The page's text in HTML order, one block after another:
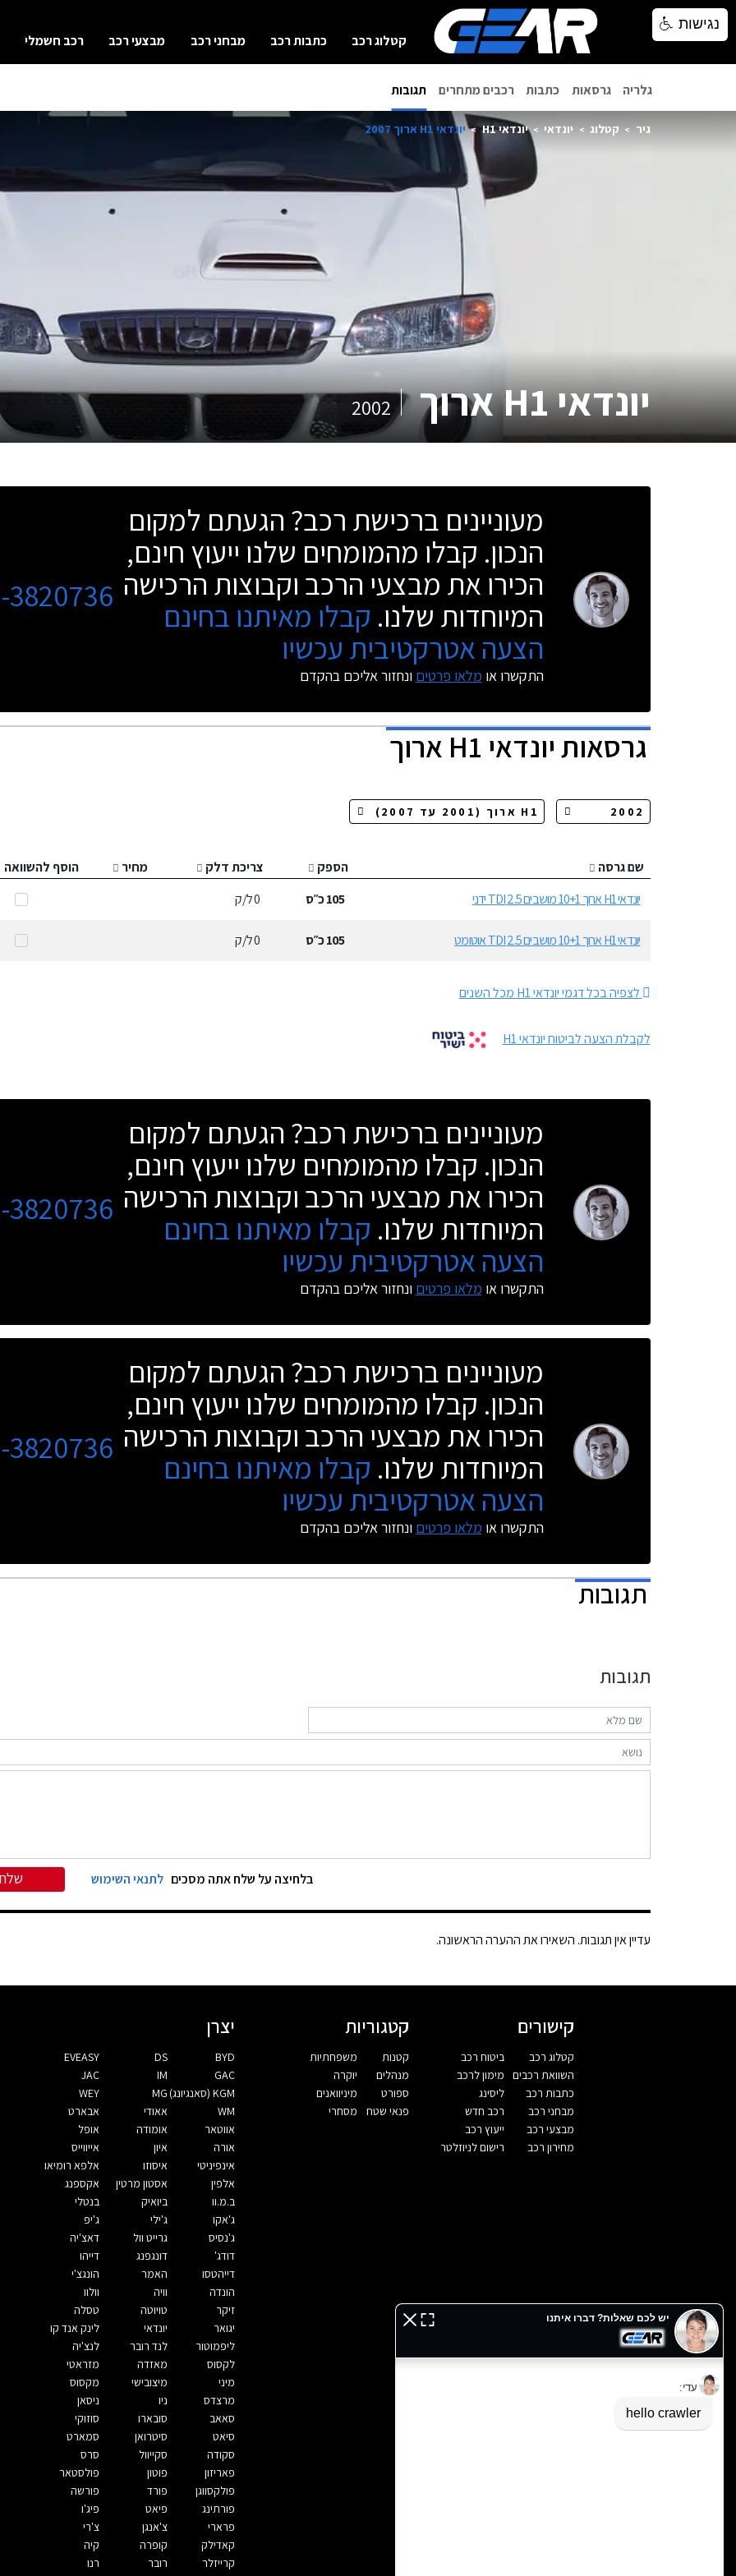
קטלוג רכב כתבות רכב מבחני רכב מבצעי רכב רכב חשמלי
גלריה גרסאות כתבות רכבים מתחרים תגובות
גיר קטלוג יונדאי יונדאי H1 יונדאי H1 ארוך 2007
יונדאי H1 ארוך 2002
מעוניינים ברכישת רכב? הגעתם למקום
הנכון. קבלו מהמומחים שלנו ייעוץ חינם,
הכירו את מבצעי הרכב וקבוצות הרכישה
המיוחדות שלנו. קבלו מאיתנו בחינם
הצעה אטרקטיבית עכשיו
התקשרו או מלאו פרטים ונחזור אליכם בהקדם
3820736
גרסאותיונדאי H1 ארוך
שם גרסה הספק צריכת דלק מחיר
הוסף להשוואה
יונדאי H1 ארוך 10+1 מושבים 2.5 TDI ידני
105כ״ס 0ל/ק
יונדאי H1 ארוך 10+1 מושבים 2.5 TDI אוטומט 105כ״ס 0ל/ק
לצפיה בכל דגמי יונדאי H1 מכל השנים
לקבלת הצעה לביטוח יונדאי H1
מעוניינים ברכישת רכב? הגעתם למקום
הנכון. קבלו מהמומחים שלנו ייעוץ חינם,
הכירו את מבצעי הרכב וקבוצות הרכישה
המיוחדות שלנו. קבלו מאיתנו בחינם
הצעה אטרקטיבית עכשיו
התקשרו או מלאו פרטים ונחזור אליכם בהקדם
3820736
מעוניינים ברכישת רכב? הגעתם למקום
הנכון. קבלו מהמומחים שלנו ייעוץ חינם,
הכירו את מבצעי הרכב וקבוצות הרכישה
המיוחדות שלנו. קבלו מאיתנו בחינם
הצעה אטרקטיבית עכשיו
התקשרו או מלאו פרטים ונחזור אליכם בהקדם
3820736
תגובות
תגובות
בלחיצה על שלח אתה מסכים לתנאי השימוש
עדיין אין תגובות. השאירו את ההערה הראשונה.
קישורים
קטלוג רכב
השוואת רכבים
כתבות רכב
מבחני רכב
מבצעי רכב
מחירון רכב
ביטוח רכב
מימון לרכב
ליסינג
רכב חדש
ייעוץ רכב
רישום לניוזלטר
קטגוריות
קטנות
מנהלים
ספורט
פנאי שטח
משפחתיות
יוקרה
מיניוואנים
מסחרי
יצרן
BYD
DS
EVEASY
GAC
IM
JAC
KGM (סאנגיונג)
MG
WEY
WM
אאודי
אבארט
אווטאר
אומודה
אופל
אורה
איון
אייווייס
אינפיניטי
איסוזו
אלפא רומיאו
אלפין
אסטון מרטין
אקספנג
ב.מ.וו
ביואיק
בנטלי
ג'אקו
ג'ילי
ג'יפ
ג'נסיס
גרייט וול
דאצ'יה
דודג'
דונגפנג
דייהו
דייהטסו
האמר
הונגצ'י
הונדה
וויה
וולוו
זיקר
טויוטה
טסלה
יגואר
יונדאי
לינק אנד קו
ליפמוטור
לנד רובר
לנצ'יה
לקסוס
מאזדה
מזראטי
מיני
מיצובישי
מקסוס
מרצדס
ניו
ניסאן
סאאב
סובארו
סוזוקי
סיאט
סיטרואן
סמארט
סקודה
סקייוול
סרס
פאריזון
פוטון
פולסטאר
פולקסווגן
פורד
פורשה
פורתינג
פיאט
פיג'ו
פרארי
צ'אנגן
צ'רי
קאדילק
קופרה
קיה
קרייזלר
רובר
רנו
נגישות
נגישות